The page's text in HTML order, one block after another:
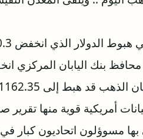
محافظ بنك اليابان المركزي
أمريكية قوية منها
مسوؤلون اتحاديون كبار في